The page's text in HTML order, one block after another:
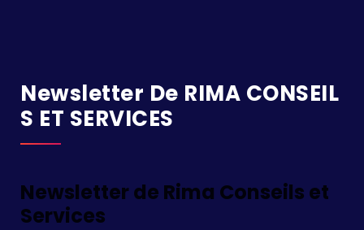
Newsletter De RIMA CONSEIL
S ET SERVICES
Newsletter de Rima Conseils et
Services